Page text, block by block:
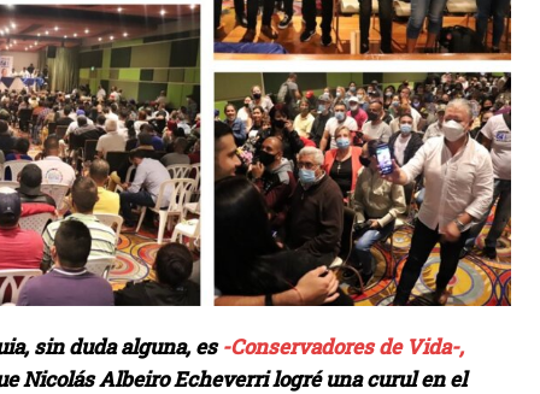
sin duda alguna, es-Conservadores de Vida-,
Nicolás Albeiro Echeverri logré una curul en el